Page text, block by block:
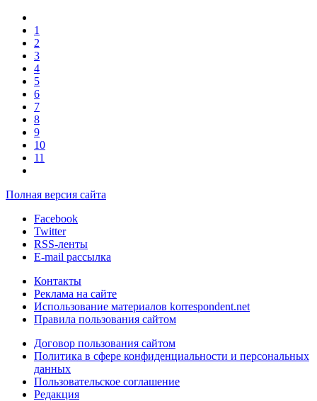
1
2
3
4
5
6
7
8
9
10
11
Полная версия сайта
Facebook
Twitter
RSS-ленты
E-mail рассылка
Контакты
Реклама на сайте
Использование материалов korrespondent.net
Правила пользования сайтом
Договор пользования сайтом
Политика в сфере конфиденциальности и персональных
данных
Пользовательское соглашение
Редакция